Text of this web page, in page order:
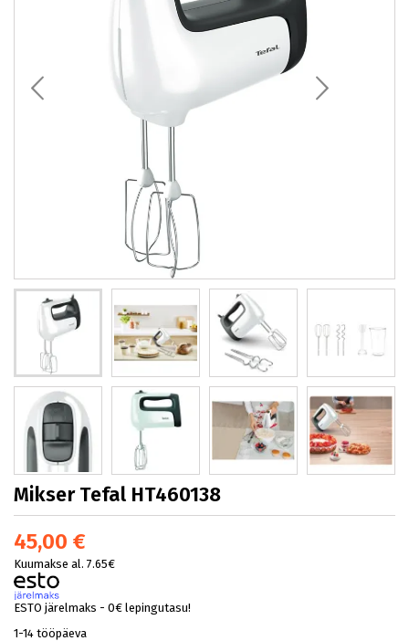
Mikser Tefal HT460138
45,00 €
Kuumakse al. 7.65€
ESTO järelmaks - 0€ lepingutasu!
1-14 tööpäeva